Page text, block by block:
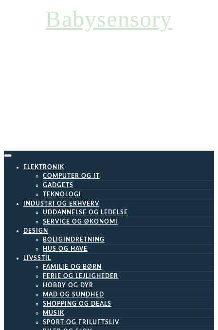
Babysensory
ELEKTRONIK
COMPUTER OG IT
GADGETS
TEKNOLOGI
INDUSTRI OG ERHVERV
UDDANNELSE OG LEDELSE
SERVICE OG ØKONOMI
DESIGN
BOLIGINDRETNING
HUS OG HAVE
LIVSSTIL
FAMILIE OG BØRN
FERIE OG LEJLIGHEDER
HOBBY OG DYR
MAD OG SUNDHED
SHOPPING OG DEALS
MUSIK
SPORT OG FRILUFTSLIV